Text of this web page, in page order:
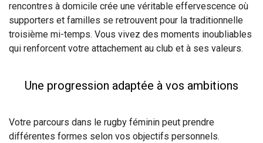
rencontres à domicile crée une véritable effervescence où
supporters et familles se retrouvent pour la traditionnelle
troisième mi-temps. Vous vivez des moments inoubliables
qui renforcent votre attachement au club et à ses valeurs.
Une progression adaptée à vos ambitions
Votre parcours dans le rugby féminin peut prendre
différentes formes selon vos objectifs personnels.